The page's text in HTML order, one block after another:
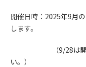
開催日時：2025年9月
します。
（9/28は開催対
い。）